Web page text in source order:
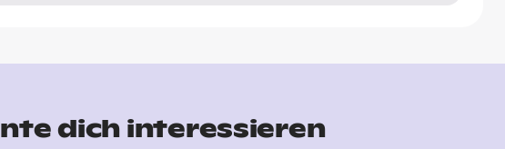
dich interessieren